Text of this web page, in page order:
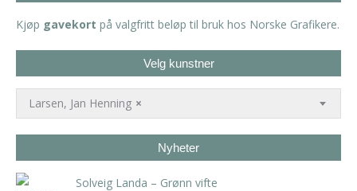
Kjøp gavekort på valgfritt beløp til bruk hos Norske Grafikere.
Velg kunstner
×
Larsen, Jan Henning
Nyheter
Solveig Landa – Grønn vifte